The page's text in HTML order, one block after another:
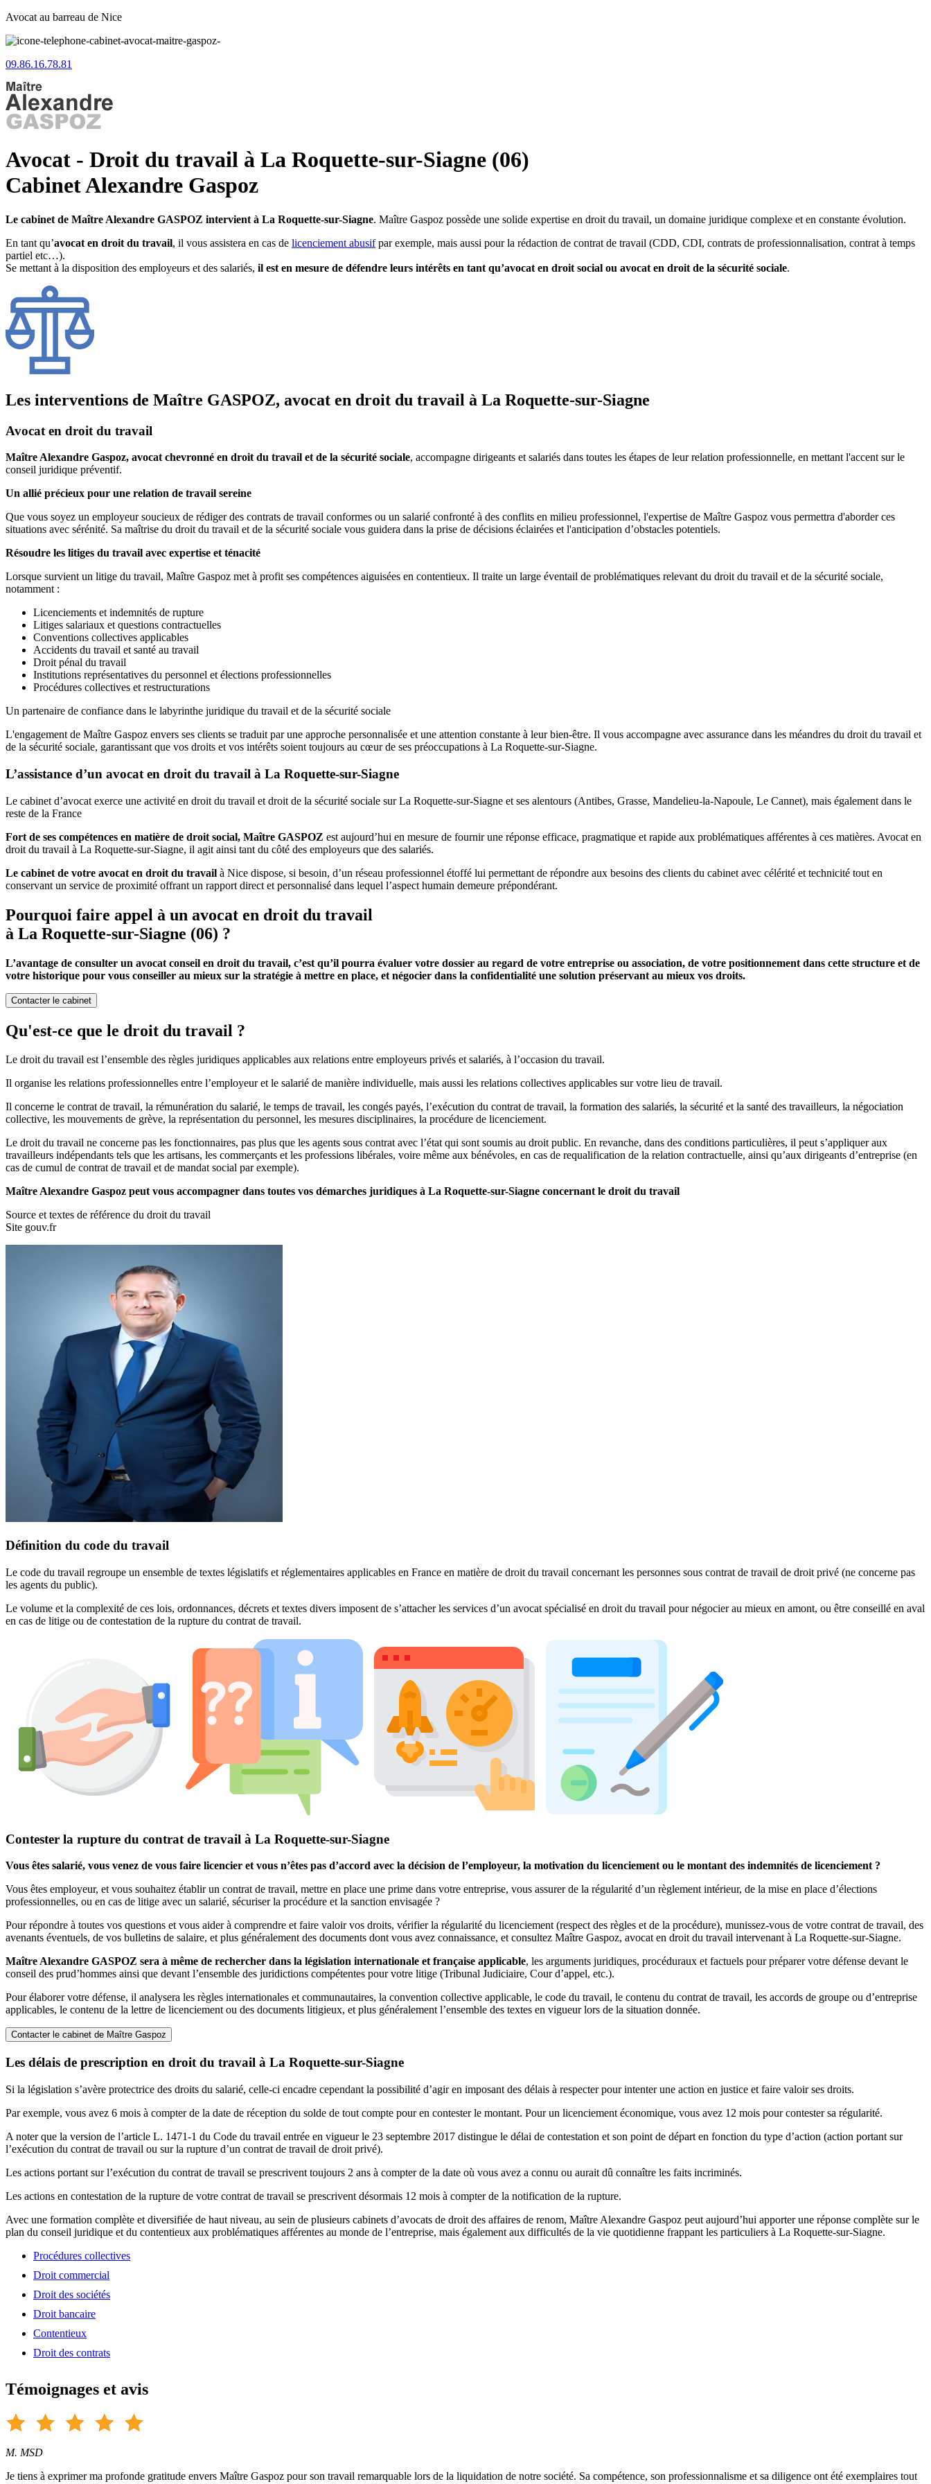
Avocat au barreau de Nice
09.86.16.78.81
Avocat - Droit du travail à La Roquette-sur-Siagne (06)
Cabinet Alexandre Gaspoz
Le cabinet de Maître Alexandre GASPOZ intervient à La Roquette-sur-Siagne. Maître Gaspoz possède une solide expertise en droit du travail, un domaine juridique complexe et en constante évolution.
En tant qu’avocat en droit du travail, il vous assistera en cas de licenciement abusifpar exemple, mais aussi pour la rédaction de contrat de travail (CDD, CDI, contrats de professionnalisation, contrat à temps
partiel etc…).
Se mettant à la disposition des employeurs et des salariés, il est en mesure de défendre leurs intérêts en tant qu’avocat en droit social ou avocat en droit de la sécurité sociale.
Les interventions de Maître GASPOZ, avocat en droit du travail à La Roquette-sur-Siagne
Avocat en droit du travail
Maître Alexandre Gaspoz, avocat chevronné en droit du travail et de la sécurité sociale, accompagne dirigeants et salariés dans toutes les étapes de leur relation professionnelle, en mettant l'accent sur le
conseil juridique préventif.
Un allié précieux pour une relation de travail sereine
Que vous soyez un employeur soucieux de rédiger des contrats de travail conformes ou un salarié confronté à des conflits en milieu professionnel, l'expertise de Maître Gaspoz vous permettra d'aborder ces
situations avec sérénité. Sa maîtrise du droit du travail et de la sécurité sociale vous guidera dans la prise de décisions éclairées et l'anticipation d’obstacles potentiels.
Résoudre les litiges du travail avec expertise et ténacité
Lorsque survient un litige du travail, Maître Gaspoz met à profit ses compétences aiguisées en contentieux. Il traite un large éventail de problématiques relevant du droit du travail et de la sécurité sociale,
notamment :
Licenciements et indemnités de rupture
Litiges salariaux et questions contractuelles
Conventions collectives applicables
Accidents du travail et santé au travail
Droit pénal du travail
Institutions représentatives du personnel et élections professionnelles
Procédures collectives et restructurations
Un partenaire de confiance dans le labyrinthe juridique du travail et de la sécurité sociale
L'engagement de Maître Gaspoz envers ses clients se traduit par une approche personnalisée et une attention constante à leur bien-être. Il vous accompagne avec assurance dans les méandres du droit du travail et
de la sécurité sociale, garantissant que vos droits et vos intérêts soient toujours au cœur de ses préoccupations à La Roquette-sur-Siagne.
L’assistance d’un avocat en droit du travail à La Roquette-sur-Siagne
Le cabinet d’avocat exerce une activité en droit du travail et droit de la sécurité sociale sur La Roquette-sur-Siagne et ses alentours (Antibes, Grasse, Mandelieu-la-Napoule, Le Cannet), mais également dans le
reste de la France
Fort de ses compétences en matière de droit social, Maître GASPOZ est aujourd’hui en mesure de fournir une réponse efficace, pragmatique et rapide aux problématiques afférentes à ces matières. Avocat en
droit du travail à La Roquette-sur-Siagne, il agit ainsi tant du côté des employeurs que des salariés.
Le cabinet de votre avocat en droit du travail à Nice dispose, si besoin, d’un réseau professionnel étoffé lui permettant de répondre aux besoins des clients du cabinet avec célérité et technicité tout en
conservant un service de proximité offrant un rapport direct et personnalisé dans lequel l’aspect humain demeure prépondérant.
Pourquoi faire appel à un avocat en droit du travail
à La Roquette-sur-Siagne (06) ?
L’avantage de consulter un avocat conseil en droit du travail, c’est qu’il pourra évaluer votre dossier au regard de votre entreprise ou association, de votre positionnement dans cette structure et de
votre historique pour vous conseiller au mieux sur la stratégie à mettre en place, et négocier dans la confidentialité une solution préservant au mieux vos droits.
Contacter le cabinet
Qu'est-ce que le droit du travail ?
Le droit du travail est l’ensemble des règles juridiques applicables aux relations entre employeurs privés et salariés, à l’occasion du travail.
Il organise les relations professionnelles entre l’employeur et le salarié de manière individuelle, mais aussi les relations collectives applicables sur votre lieu de travail.
Il concerne le contrat de travail, la rémunération du salarié, le temps de travail, les congés payés, l’exécution du contrat de travail, la formation des salariés, la sécurité et la santé des travailleurs, la négociation
collective, les mouvements de grève, la représentation du personnel, les mesures disciplinaires, la procédure de licenciement.
Le droit du travail ne concerne pas les fonctionnaires, pas plus que les agents sous contrat avec l’état qui sont soumis au droit public. En revanche, dans des conditions particulières, il peut s’appliquer aux
travailleurs indépendants tels que les artisans, les commerçants et les professions libérales, voire même aux bénévoles, en cas de requalification de la relation contractuelle, ainsi qu’aux dirigeants d’entreprise (en
cas de cumul de contrat de travail et de mandat social par exemple).
Maître Alexandre Gaspoz peut vous accompagner dans toutes vos démarches juridiques à La Roquette-sur-Siagne concernant le droit du travail
Source et textes de référence du droit du travail
Site gouv.fr
Définition du code du travail
Le code du travail regroupe un ensemble de textes législatifs et réglementaires applicables en France en matière de droit du travail concernant les personnes sous contrat de travail de droit privé (ne concerne pas
les agents du public).
Le volume et la complexité de ces lois, ordonnances, décrets et textes divers imposent de s’attacher les services d’un avocat spécialisé en droit du travail pour négocier au mieux en amont, ou être conseillé en aval
en cas de litige ou de contestation de la rupture du contrat de travail.
Contester la rupture du contrat de travail à La Roquette-sur-Siagne
Vous êtes salarié, vous venez de vous faire licencier et vous n’êtes pas d’accord avec la décision de l’employeur, la motivation du licenciement ou le montant des indemnités de licenciement ?
Vous êtes employeur, et vous souhaitez établir un contrat de travail, mettre en place une prime dans votre entreprise, vous assurer de la régularité d’un règlement intérieur, de la mise en place d’élections
professionnelles, ou en cas de litige avec un salarié, sécuriser la procédure et la sanction envisagée ?
Pour répondre à toutes vos questions et vous aider à comprendre et faire valoir vos droits, vérifier la régularité du licenciement (respect des règles et de la procédure), munissez-vous de votre contrat de travail, des
avenants éventuels, de vos bulletins de salaire, et plus généralement des documents dont vous avez connaissance, et consultez Maître Gaspoz, avocat en droit du travail intervenant à La Roquette-sur-Siagne.
Maître Alexandre GASPOZ sera à même de rechercher dans la législation internationale et française applicable, les arguments juridiques, procéduraux et factuels pour préparer votre défense devant le
conseil des prud’hommes ainsi que devant l’ensemble des juridictions compétentes pour votre litige (Tribunal Judiciaire, Cour d’appel, etc.).
Pour élaborer votre défense, il analysera les règles internationales et communautaires, la convention collective applicable, le code du travail, le contenu du contrat de travail, les accords de groupe ou d’entreprise
applicables, le contenu de la lettre de licenciement ou des documents litigieux, et plus généralement l’ensemble des textes en vigueur lors de la situation donnée.
Contacter le cabinet de Maître Gaspoz
Les délais de prescription en droit du travail à La Roquette-sur-Siagne
Si la législation s’avère protectrice des droits du salarié, celle-ci encadre cependant la possibilité d’agir en imposant des délais à respecter pour intenter une action en justice et faire valoir ses droits.
Par exemple, vous avez 6 mois à compter de la date de réception du solde de tout compte pour en contester le montant. Pour un licenciement économique, vous avez 12 mois pour contester sa régularité.
A noter que la version de l’article L. 1471-1 du Code du travail entrée en vigueur le 23 septembre 2017 distingue le délai de contestation et son point de départ en fonction du type d’action (action portant sur
l’exécution du contrat de travail ou sur la rupture d’un contrat de travail de droit privé).
Les actions portant sur l’exécution du contrat de travail se prescrivent toujours 2 ans à compter de la date où vous avez a connu ou aurait dû connaître les faits incriminés.
Les actions en contestation de la rupture de votre contrat de travail se prescrivent désormais 12 mois à compter de la notification de la rupture.
Avec une formation complète et diversifiée de haut niveau, au sein de plusieurs cabinets d’avocats de droit des affaires de renom, Maître Alexandre Gaspoz peut aujourd’hui apporter une réponse complète sur le
plan du conseil juridique et du contentieux aux problématiques afférentes au monde de l’entreprise, mais également aux difficultés de la vie quotidienne frappant les particuliers à La Roquette-sur-Siagne.
Procédures collectives
Droit commercial
Droit des sociétés
Droit bancaire
Contentieux
Droit des contrats
Témoignages et avis
M. MSD
Je tiens à exprimer ma profonde gratitude envers Maître Gaspoz pour son travail remarquable lors de la liquidation de notre société. Sa compétence, son professionnalisme et sa diligence ont été exemplaires tout